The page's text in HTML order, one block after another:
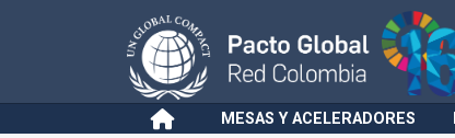
MESAS Y ACELERADORES